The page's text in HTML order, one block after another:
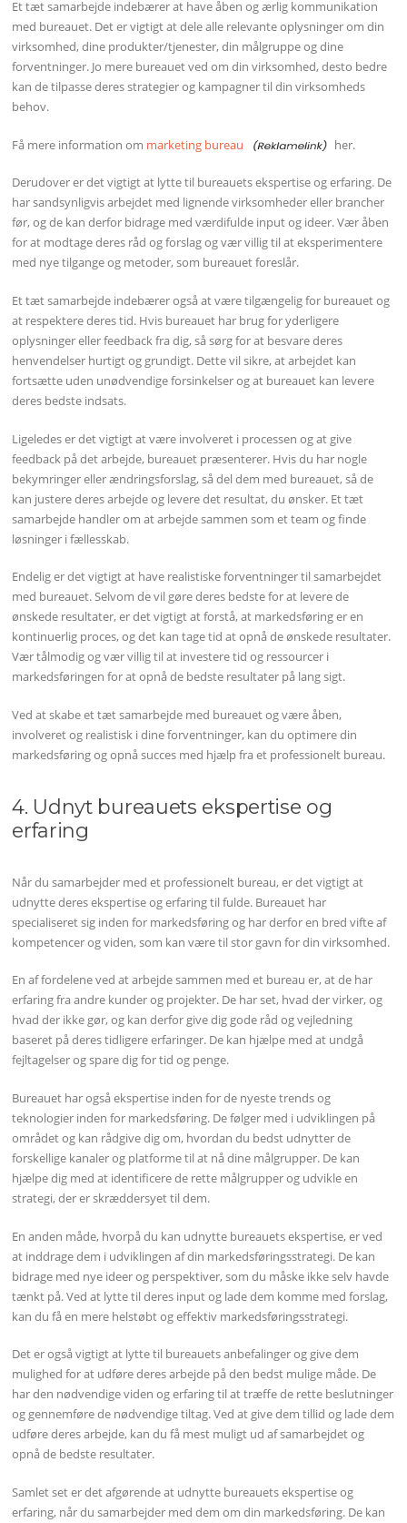
Et tæt samarbejde indebærer at have åben og ærlig kommunikation
med bureauet. Det er vigtigt at dele alle relevante oplysninger om din
virksomhed, dine produkter/tjenester, din målgruppe og dine
forventninger. Jo mere bureauet ved om din virksomhed, desto bedre
kan de tilpasse deres strategier og kampagner til din virksomheds
behov.
Få mere information om marketing bureau her.
Derudover er det vigtigt at lytte til bureauets ekspertise og erfaring. De
har sandsynligvis arbejdet med lignende virksomheder eller brancher
før, og de kan derfor bidrage med værdifulde input og ideer. Vær åben
for at modtage deres råd og forslag og vær villig til at eksperimentere
med nye tilgange og metoder, som bureauet foreslår.
Et tæt samarbejde indebærer også at være tilgængelig for bureauet og
at respektere deres tid. Hvis bureauet har brug for yderligere
oplysninger eller feedback fra dig, så sørg for at besvare deres
henvendelser hurtigt og grundigt. Dette vil sikre, at arbejdet kan
fortsætte uden unødvendige forsinkelser og at bureauet kan levere
deres bedste indsats.
Ligeledes er det vigtigt at være involveret i processen og at give
feedback på det arbejde, bureauet præsenterer. Hvis du har nogle
bekymringer eller ændringsforslag, så del dem med bureauet, så de
kan justere deres arbejde og levere det resultat, du ønsker. Et tæt
samarbejde handler om at arbejde sammen som et team og finde
løsninger i fællesskab.
Endelig er det vigtigt at have realistiske forventninger til samarbejdet
med bureauet. Selvom de vil gøre deres bedste for at levere de
ønskede resultater, er det vigtigt at forstå, at markedsføring er en
kontinuerlig proces, og det kan tage tid at opnå de ønskede resultater.
Vær tålmodig og vær villig til at investere tid og ressourcer i
markedsføringen for at opnå de bedste resultater på lang sigt.
Ved at skabe et tæt samarbejde med bureauet og være åben,
involveret og realistisk i dine forventninger, kan du optimere din
markedsføring og opnå succes med hjælp fra et professionelt bureau.
4. Udnyt bureauets ekspertise og
erfaring
Når du samarbejder med et professionelt bureau, er det vigtigt at
udnytte deres ekspertise og erfaring til fulde. Bureauet har
specialiseret sig inden for markedsføring og har derfor en bred vifte af
kompetencer og viden, som kan være til stor gavn for din virksomhed.
En af fordelene ved at arbejde sammen med et bureau er, at de har
erfaring fra andre kunder og projekter. De har set, hvad der virker, og
hvad der ikke gør, og kan derfor give dig gode råd og vejledning
baseret på deres tidligere erfaringer. De kan hjælpe med at undgå
fejltagelser og spare dig for tid og penge.
Bureauet har også ekspertise inden for de nyeste trends og
teknologier inden for markedsføring. De følger med i udviklingen på
området og kan rådgive dig om, hvordan du bedst udnytter de
forskellige kanaler og platforme til at nå dine målgrupper. De kan
hjælpe dig med at identificere de rette målgrupper og udvikle en
strategi, der er skræddersyet til dem.
En anden måde, hvorpå du kan udnytte bureauets ekspertise, er ved
at inddrage dem i udviklingen af din markedsføringsstrategi. De kan
bidrage med nye ideer og perspektiver, som du måske ikke selv havde
tænkt på. Ved at lytte til deres input og lade dem komme med forslag,
kan du få en mere helstøbt og effektiv markedsføringsstrategi.
Det er også vigtigt at lytte til bureauets anbefalinger og give dem
mulighed for at udføre deres arbejde på den bedst mulige måde. De
har den nødvendige viden og erfaring til at træffe de rette beslutninger
og gennemføre de nødvendige tiltag. Ved at give dem tillid og lade dem
udføre deres arbejde, kan du få mest muligt ud af samarbejdet og
opnå de bedste resultater.
Samlet set er det afgørende at udnytte bureauets ekspertise og
erfaring, når du samarbejder med dem om din markedsføring. De kan